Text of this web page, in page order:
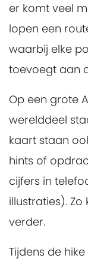
er komt veel
lopen een
waarbij elke
toevoegt aan
Op een grote
werelddeel
kaart staan
hints of
cijfers in
illustraties).
verder.
Tijdens de